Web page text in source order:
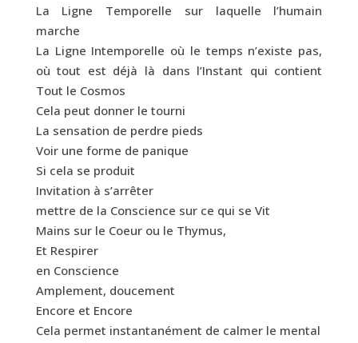
La Ligne Temporelle sur laquelle l’humain
marche
La Ligne Intemporelle où le temps n’existe pas,
où tout est déjà là dans l’Instant qui contient
Tout le Cosmos
Cela peut donner le tourni
La sensation de perdre pieds
Voir une forme de panique
Si cela se produit
Invitation à s’arrêter
mettre de la Conscience sur ce qui se Vit
Mains sur le Coeur ou le Thymus,
Et Respirer
en Conscience
Amplement, doucement
Encore et Encore
Cela permet instantanément de calmer le mental